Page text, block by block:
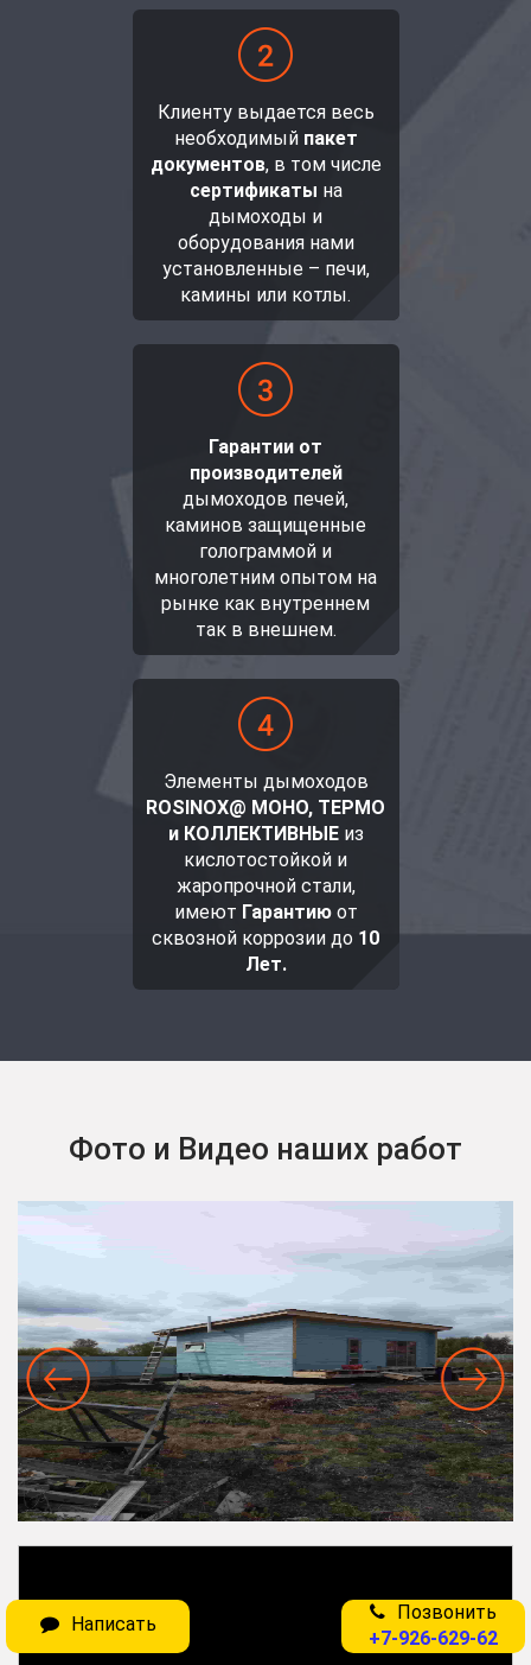
Клиенту выдается весь
необходимый пакет
документов, в том числе
сертификаты на
дымоходы и
оборудования нами
установленные – печи,
камины или котлы.
Гарантии от
производителей
дымоходов печей,
каминов защищенные
голограммой и
многолетним опытом на
рынке как внутреннем
так в внешнем.
Элементы дымоходов
ROSINOX@ МОНО, ТЕРМО
и КОЛЛЕКТИВНЫЕиз
кислотостойкой и
жаропрочной стали,
имеют Гарантиюот
сквозной коррозии до 10
Лет.
Фото и Видео наших работ
Позвонить
+7-926-629-62
Написать